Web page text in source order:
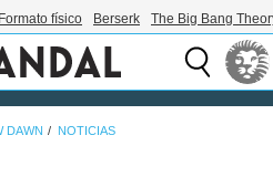
Formato físico Berserk The Big Bang
DAWN NOTICIAS